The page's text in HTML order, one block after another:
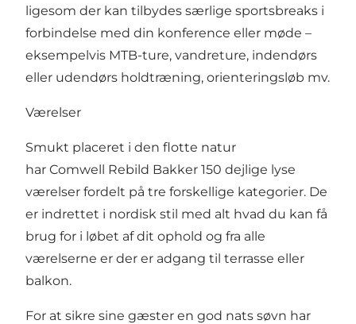
ligesom der kan tilbydes særlige sportsbreaks i
forbindelse med din konference eller møde –
eksempelvis MTB-ture, vandreture, indendørs
eller udendørs holdtræning, orienteringsløb mv.
Værelser
Smukt placeret i den flotte natur
har Comwell Rebild Bakker 150 dejlige lyse
værelser fordelt på tre forskellige kategorier. De
er indrettet i nordisk stil med alt hvad du kan få
brug for i løbet af dit ophold og fra alle
værelserne er der er adgang til terrasse eller
balkon.
For at sikre sine gæster en god nats søvn har